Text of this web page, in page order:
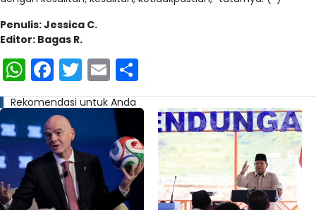
Penulis: Jessica C.
Editor: Bagas R.
WhatsApp
Facebook
Twitter
Email
Rekomendasi untuk Anda